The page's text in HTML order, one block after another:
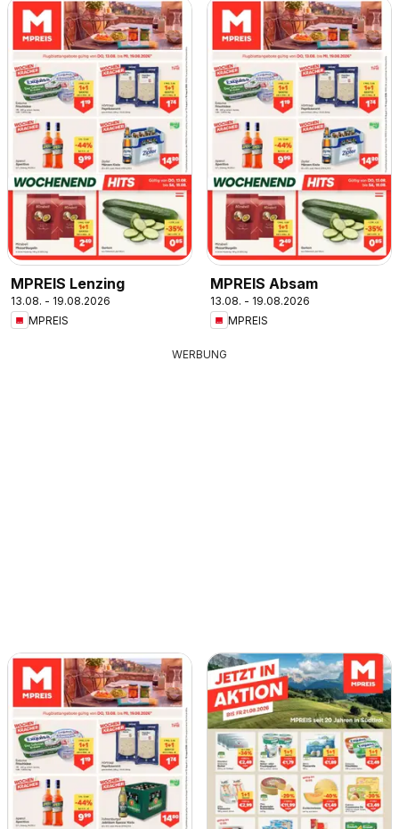
MPREIS Lenzing
13.08. - 19.08.2026
MPREIS
MPREIS Absam
13.08. - 19.08.2026
MPREIS
WERBUNG